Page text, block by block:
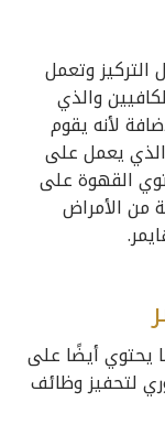
وتعمل
والذي
لأنه يقوم
يعمل على
القهوة على
من الأمراض
يحتوي أيضًا على
لتحفيز وظائف